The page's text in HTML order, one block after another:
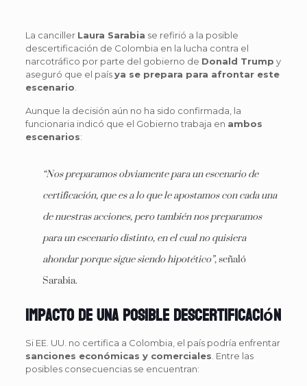
La canciller Laura Sarabia se refirió a la posible
descertificación de Colombia en la lucha contra el
narcotráfico por parte del gobierno de Donald Trump y
aseguró que el paísya se prepara para afrontar este
escenario
Aunque la decisión aún no ha sido confirmada, la
funcionaria indicó que el Gobierno trabaja en ambos
escenarios:
“Nos preparamos obviamente para un escenario de
certificación, que es a lo que le apostamos con cada una
de nuestras acciones, pero también nos preparamos
para un escenario distinto, en el cual no quisiera
ahondar porque sigue siendo hipotético”, señaló
Sarabia.
Impacto de una posible descertificación
Si EE. UU. no certifica a Colombia, el país podría enfrentar
sanciones económicas y comerciales . Entre las
posibles consecuencias se encuentran: